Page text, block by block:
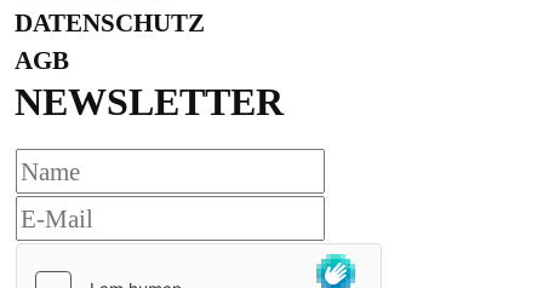
DATENSCHUTZ
AGB
NEWSLETTER